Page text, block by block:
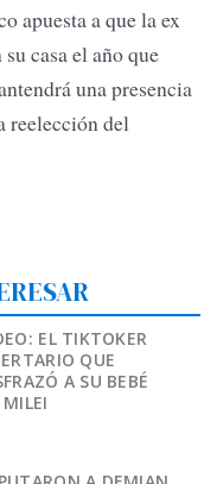
apuesta a que la ex
casa el año que
una presencia
reelección del
EL TIKTOKER
QUE
A SU BEBÉ
MILEI